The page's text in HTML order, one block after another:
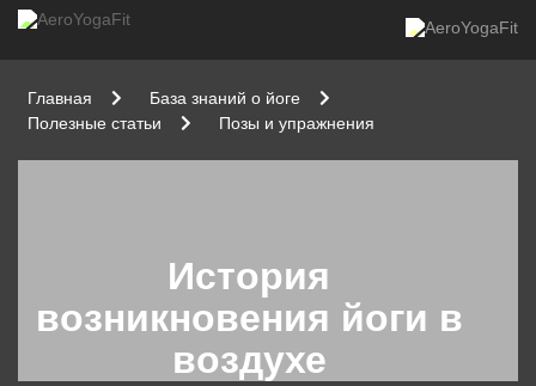
Главная
База знаний о йоге
Полезные статьи
Позы и упражнения
История
возникновения йоги в
воздухе